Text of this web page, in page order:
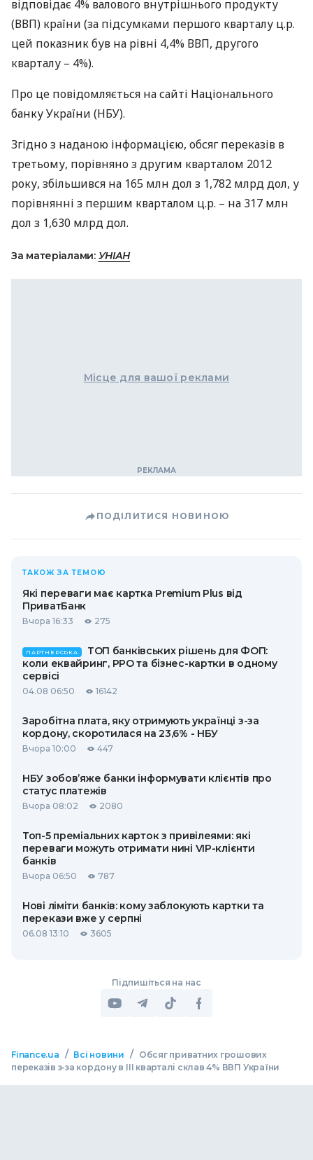
відповідає 4% валового внутрішнього продукту
(ВВП) країни (за підсумками першого кварталу ц.р.
цей показник був на рівні 4,4% ВВП, другого
кварталу – 4%).
Про це повідомляється на сайті Національного
банку України (НБУ).
Згідно з наданою інформацією, обсяг переказів в
третьому, порівняно з другим кварталом 2012
року, збільшився на 165 млн дол з 1,782 млрд дол, у
порівнянні з першим кварталом ц.р. – на 317 млн
дол з 1,630 млрд дол.
За матеріалами: УНІАН
Місце для вашої реклами
ПОДІЛИТИСЯ НОВИНОЮ
ТАКОЖ ЗА ТЕМОЮ
Які переваги має картка Premium Plus від
ПриватБанк
Вчора 16:33 275
ПАРТНЕРСЬКА
ТОП банківських рішень для ФОП:
коли еквайринг, РРО та бізнес-картки в одному
сервісі
04.08 06:50 16142
Заробітна плата, яку отримують українці з-за
кордону, скоротилася на 23,6% - НБУ
Вчора 10:00 447
НБУ зобов’яже банки інформувати клієнтів про
статус платежів
Вчора 08:02 2080
Топ-5 преміальних карток з привілеями: які
переваги можуть отримати нині VIP-клієнти
банків
Вчора 06:50 787
Нові ліміти банків: кому заблокують картки та
перекази вже у серпні
06.08 13:10 3605
Підпишіться на нас
Finance.ua / Всі новини /
Обсяг приватних грошових
переказів з-за кордону в ІІІ кварталі склав 4% ВВП України